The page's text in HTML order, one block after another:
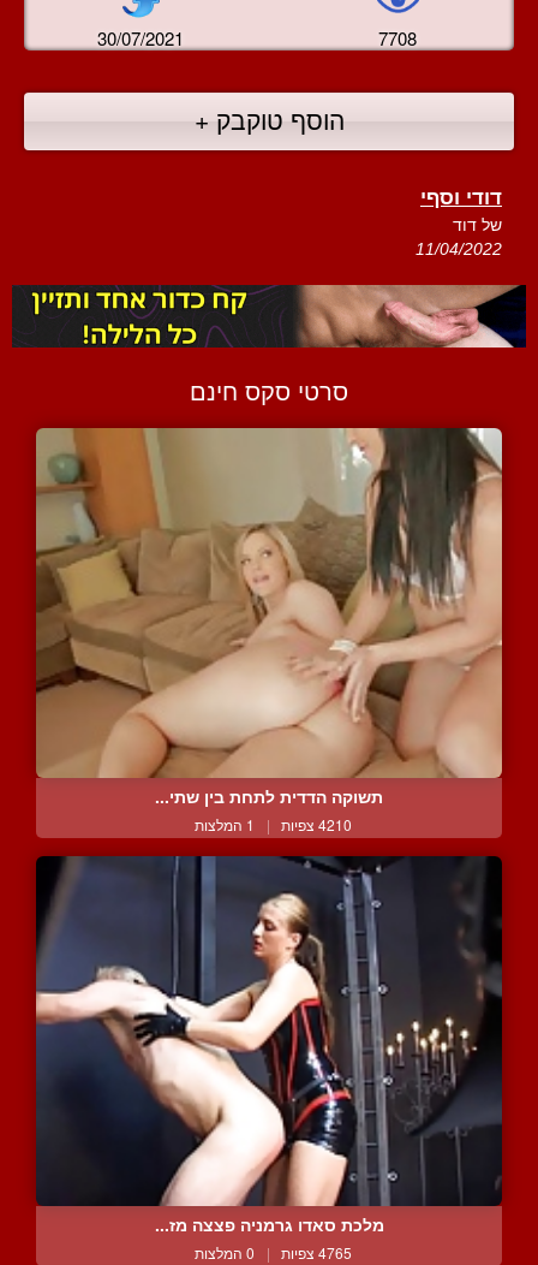
30/07/2021 7708
הוסף טוקבק +
דודי וסףי
של דוד
11/04/2022
סרטי סקס חינם
תשוקה הדדית לתחת בין שתי...
4210 צפיות | 1 המלצות
מלכת סאדו גרמניה פצצה מז...
4765 צפיות | 0 המלצות